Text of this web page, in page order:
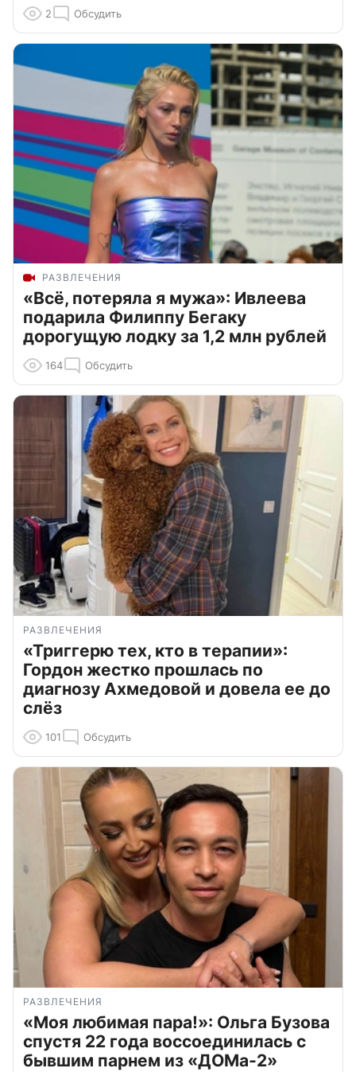
2 Обсудить
РАЗВЛЕЧЕНИЯ
«Всё, потеряла я мужа»: Ивлеева
подарила Филиппу Бегаку
дорогущую лодку за 1,2 млн рублей
164 Обсудить
РАЗВЛЕЧЕНИЯ
«Триггерю тех, кто в терапии»:
Гордон жестко прошлась по
диагнозу Ахмедовой и довела ее до
слёз
101 Обсудить
РАЗВЛЕЧЕНИЯ
«Моя любимая пара!»: Ольга Бузова
спустя 22 года воссоединилась с
бывшим парнем из «ДОМа-2»